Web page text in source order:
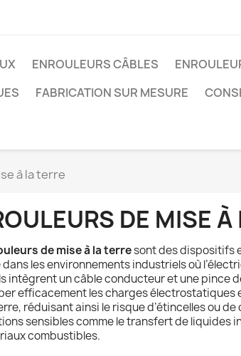
ENROULEURS CÂBLES
FABRICATION SUR MESURE
à la terre
DE MISE À
de mise à la terresont des dispositifs
les environnements industriels où
intègrent un câble conducteur et une pince
efficacement les charges électrostatiques
réduisant ainsi le risque d’étincelles ou
sensibles comme le transfert de liquides
combustibles.